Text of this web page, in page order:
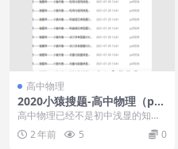
高中物理
2020小猿搜题-高中物理（pdf
电子版）知识点总结及公式大
高中物理已经不是初中浅显的知识
了，小猿搜题的高中物理知识点总
结及公式大全，知识内...
2 年前 5 0